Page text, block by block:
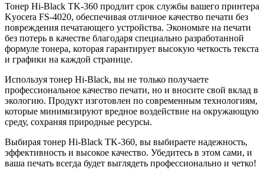
Тонер Hi-Black TK-360 продлит срок службы вашего принтера
Kyocera FS-4020, обеспечивая отличное качество печати без
повреждения печатающего устройства. Экономьте на печати
без потерь в качестве благодаря специально разработанной
формуле тонера, которая гарантирует высокую четкость текста
и графики на каждой странице.
Используя тонер Hi-Black, вы не только получаете
профессиональное качество печати, но и вносите свой вклад в
экологию. Продукт изготовлен по современным технологиям,
которые минимизируют вредное воздействие на окружающую
среду, сохраняя природные ресурсы.
Выбирая тонер Hi-Black TK-360, вы выбираете надежность,
эффективность и высокое качество. Убедитесь в этом сами, и
ваша печать всегда будет выглядеть профессионально и четко!